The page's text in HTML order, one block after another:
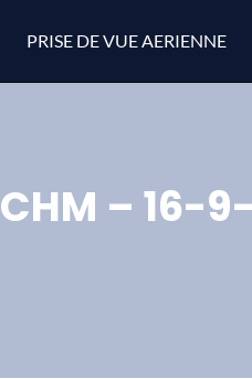
PRISE DE VUE AERIENNE
CHM – 16-